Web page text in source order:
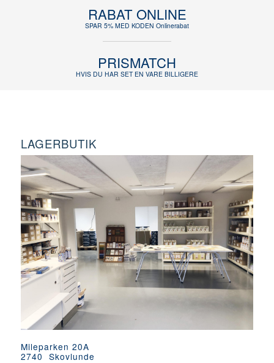
RABAT ONLINE
SPAR 5% MED KODEN Onlinerabat
PRISMATCH
HVIS DU HAR SET EN VARE BILLIGERE
LAGERBUTIK
Mileparken 20A
2740 Skovlunde